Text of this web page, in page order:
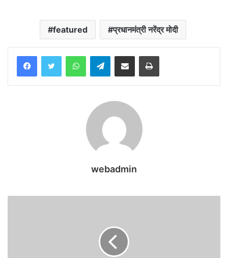
featured प्रधानमंत्री नरेंद्र मोदी
WhatsAppTelegramShare via Email Print
webadmin